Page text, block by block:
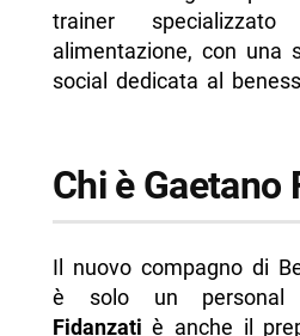
trainer
alimentazione, con una
social dedicata al
Chi è Gaetano
Il nuovo compagno di
è solo un
Fidanzati è anche il